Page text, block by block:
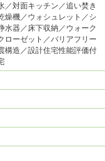
／対面キッチン／追い焚き
燥機／ウォシュレット／シ
水器／床下収納／ウォーク
ローゼット／バリアフリー
構造／設計住宅性能評価付